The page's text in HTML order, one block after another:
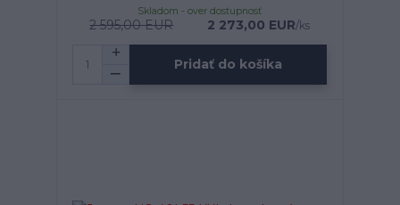
2 595,00 EUR 2 273,00 EUR/ks
Skladom - over dostupnosť
Pridať do košíka